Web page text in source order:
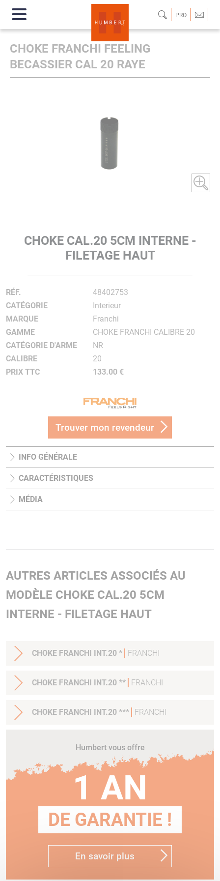
PRO
CHOKE FRANCHI FEELING
BECASSIER CAL 20 RAYE
CHOKE CAL.20 5CM INTERNE -
FILETAGE HAUT
RÉF.
48402753
CATÉGORIE
Interieur
MARQUE
Franchi
GAMME
CHOKE FRANCHI CALIBRE 20
CATÉGORIE D'ARME
NR
CALIBRE
20
PRIX TTC
133.00 €
Trouver mon revendeur
INFO GÉNÉRALE
CARACTÉRISTIQUES
MÉDIA
AUTRES ARTICLES ASSOCIÉS AU
MODÈLE CHOKE CAL.20 5CM
INTERNE - FILETAGE HAUT
CHOKE FRANCHI INT.20 * FRANCHI
CHOKE FRANCHI INT.20 ** FRANCHI
CHOKE FRANCHI INT.20 *** FRANCHI
Humbert vous offre
1 AN
DE GARANTIE !
En savoir plus